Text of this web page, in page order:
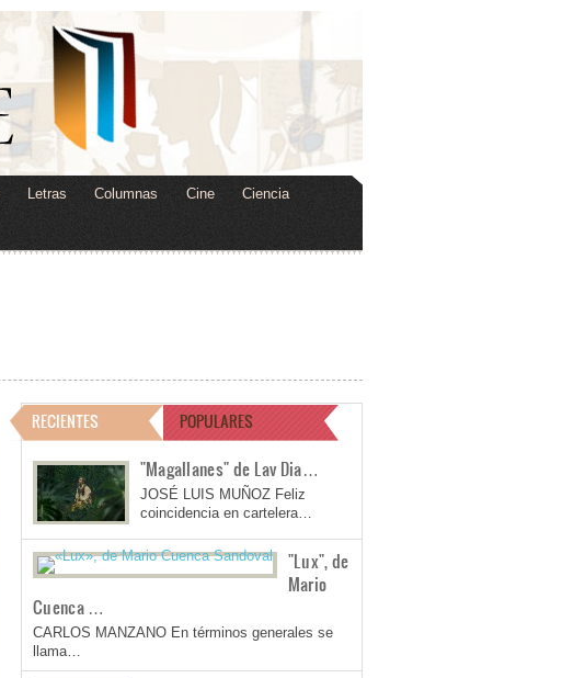
Letras Columnas Cine Ciencia
RECIENTES POPULARES
"Magallanes" de Lav Dia…
JOSÉ LUIS MUÑOZ Feliz
coincidencia en cartelera…
"Lux", de
Mario
Cuenca …
CARLOS MANZANO En términos generales se
llama…